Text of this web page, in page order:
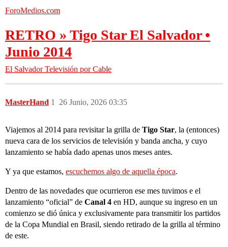
ForoMedios.com
RETRO » Tigo Star El Salvador •
Junio 2014
El Salvador Televisión por Cable
MasterHand 26 Junio, 2026 03:35
1
Viajemos al 2014 para revisitar la grilla de Tigo Star, la (entonces)
nueva cara de los servicios de televisión y banda ancha, y cuyo
lanzamiento se había dado apenas unos meses antes.
Y ya que estamos, escuchemos algo de aquella época.
Dentro de las novedades que ocurrieron ese mes tuvimos e el
lanzamiento “oficial” de Canal 4 en HD, aunque su ingreso en un
comienzo se dió única y exclusivamente para transmitir los partidos
de la Copa Mundial en Brasil, siendo retirado de la grilla al término
de este.